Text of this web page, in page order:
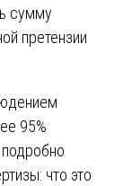
сумму
претензии
95%
что это